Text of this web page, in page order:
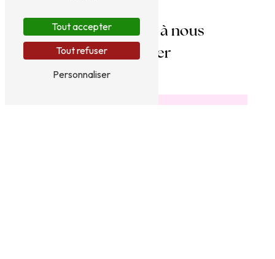
N'hésitez pas à nous
contacter
Tout accepter
Tout refuser
Personnaliser